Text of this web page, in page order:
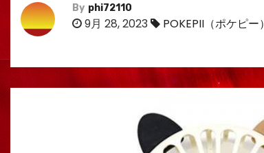
By phi72110
9月 28, 2023 POKEPII（ポケピー）